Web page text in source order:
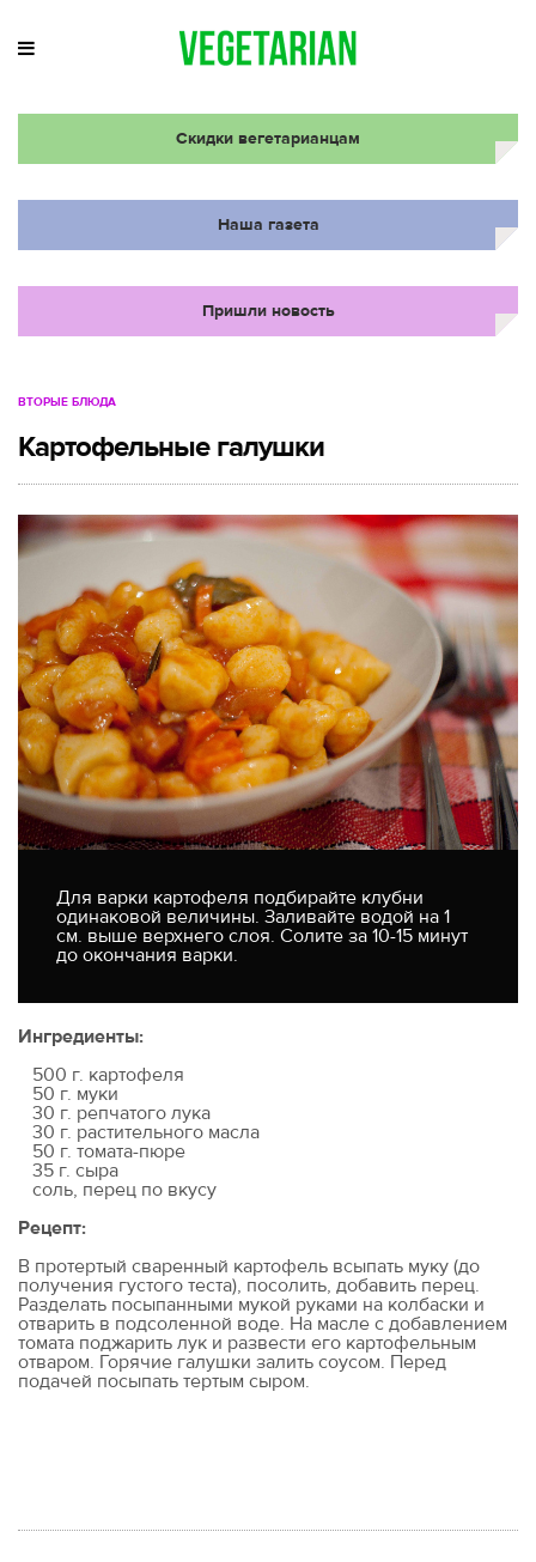
Скидки вегетарианцам
Наша газета
Пришли новость
ВТОРЫЕ БЛЮДА
Картофельные галушки
Для варки картофеля подбирайте клубни
одинаковой величины. Заливайте водой на 1
см. выше верхнего слоя. Солите за 10-15 минут
до окончания варки.
Ингредиенты:
500 г. картофеля
50 г. муки
30 г. репчатого лука
30 г. растительного масла
50 г. томата-пюре
35 г. сыра
соль, перец по вкусу
Рецепт:
В протертый сваренный картофель всыпать муку (до
получения густого теста), посолить, добавить перец.
Разделать посыпанными мукой руками на колбаски и
отварить в подсоленной воде. На масле с добавлением
томата поджарить лук и развести его картофельным
отваром. Горячие галушки залить соусом. Перед
подачей посыпать тертым сыром.